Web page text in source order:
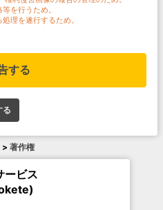
を行うため。
理を遂行するため。
する
る
> 著作権
ービス